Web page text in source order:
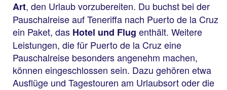
Art, den Urlaub vorzubereiten. Du buchst bei der
Pauschalreise auf Teneriffa nach Puerto de la Cruz
ein Paket, das Hotel und Flug enthält. Weitere
Leistungen, die für Puerto de la Cruz eine
Pauschalreise besonders angenehm machen,
können eingeschlossen sein. Dazu gehören etwa
Ausflüge und Tagestouren am Urlaubsort oder die